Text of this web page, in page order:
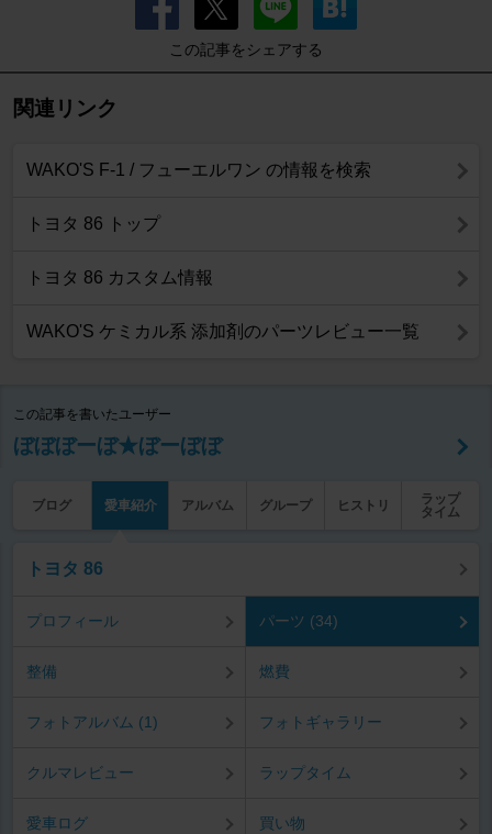
この記事をシェアする
関連リンク
WAKO'S F-1 / フューエルワン の情報を検索
トヨタ 86 トップ
トヨタ 86 カスタム情報
WAKO'S ケミカル系 添加剤のパーツレビュー一覧
この記事を書いたユーザー
ぼぼぼーぼ★ぼーぼぼ
ブログ 愛車紹介 アルバム グループ ヒストリ
ラップ
タイム
トヨタ 86
プロフィール パーツ (34)
整備 燃費
フォトアルバム (1) フォトギャラリー
クルマレビュー ラップタイム
愛車ログ 買い物